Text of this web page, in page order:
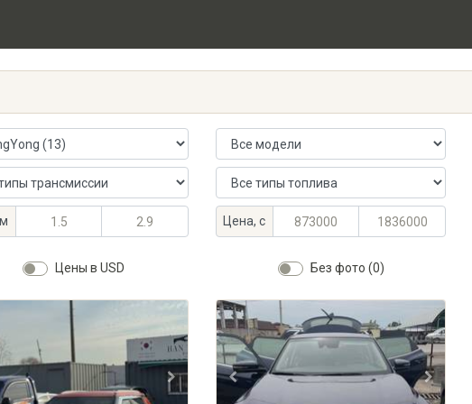
Модель автомобиля
Тип топлива
объём, л
объём, л Цена, с
Максимальная цена, KGS
Минимальная цена, KGS
Цены в USD Без фото (0)